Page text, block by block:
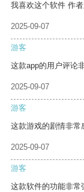
我喜欢这个软件 作
2025-09-07
游客
这款app的用户评论
2025-09-07
游客
这款游戏的剧情非常
2025-09-07
游客
这款软件的功能非常